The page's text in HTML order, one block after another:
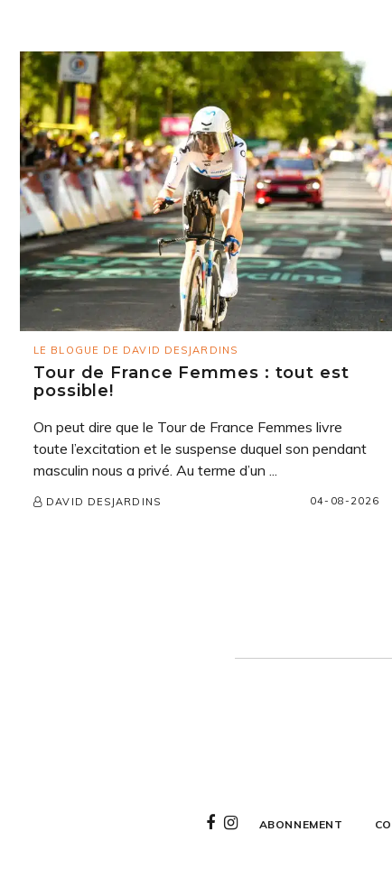
LE BLOGUE DE DAVID DESJARDINS
Tour de France Femmes : tout est
possible!
On peut dire que le Tour de France Femmes livre
toute l’excitation et le suspense duquel son pendant
masculin nous a privé. Au terme d’un ...
DAVID DESJARDINS 04-08-2026
ABONNEMENT